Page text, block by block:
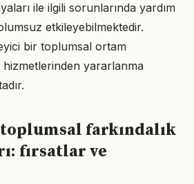
ile ilgili sorunlarında yardım
etkileyebilmektedir.
bir toplumsal ortam
yararlanma
farkındalık
fırsatlar ve